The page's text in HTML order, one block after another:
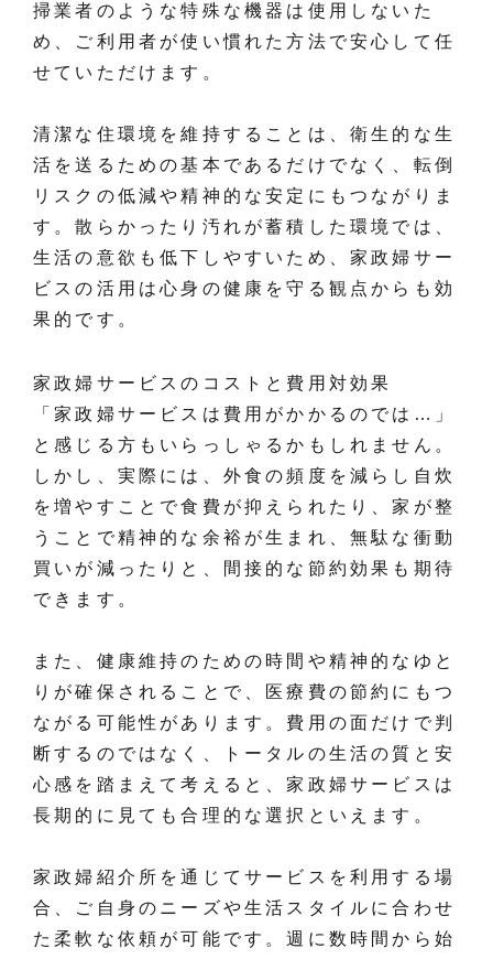
掃業者のような特殊な機器は使用しないた
め、ご利用者が使い慣れた方法で安心して任
せていただけます。
清潔な住環境を維持することは、衛生的な生
活を送るための基本であるだけでなく、転倒
リスクの低減や精神的な安定にもつながりま
す。散らかったり汚れが蓄積した環境では、
生活の意欲も低下しやすいため、家政婦サー
ビスの活用は心身の健康を守る観点からも効
果的です。
家政婦サービスのコストと費用対効果
「家政婦サービスは費用がかかるのでは…」
と感じる方もいらっしゃるかもしれません。
しかし、実際には、外食の頻度を減らし自炊
を増やすことで食費が抑えられたり、家が整
うことで精神的な余裕が生まれ、無駄な衝動
買いが減ったりと、間接的な節約効果も期待
できます。
また、健康維持のための時間や精神的なゆと
りが確保されることで、医療費の節約にもつ
ながる可能性があります。費用の面だけで判
断するのではなく、トータルの生活の質と安
心感を踏まえて考えると、家政婦サービスは
長期的に見ても合理的な選択といえます。
家政婦紹介所を通じてサービスを利用する場
合、ご自身のニーズや生活スタイルに合わせ
た柔軟な依頼が可能です。週に数時間から始